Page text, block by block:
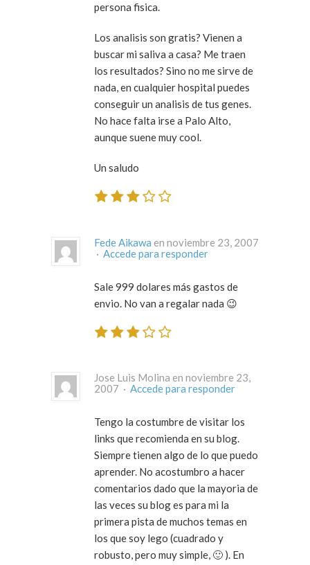
persona fisica.
Los analisis son gratis? Vienen a
buscar mi saliva a casa? Me traen
los resultados? Sino no me sirve de
nada, en cualquier hospital puedes
conseguir un analisis de tus genes.
No hace falta irse a Palo Alto,
aunque suene muy cool.
Un saludo
Fede Aikawa en noviembre 23, 2007
· Accede para responder
Sale 999 dolares más gastos de
envio. No van a regalar nada 😉
Jose Luis Molina en noviembre 23,
2007 · Accede para responder
Tengo la costumbre de visitar los
links que recomienda en su blog.
Siempre tienen algo de lo que puedo
aprender. No acostumbro a hacer
comentarios dado que la mayoria de
las veces su blog es para mi la
primera pista de muchos temas en
los que soy lego (cuadrado y
robusto, pero muy simple, 🙂 ). En